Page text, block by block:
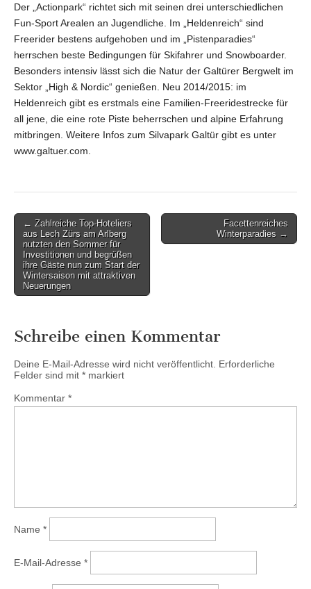
Der „Actionpark“ richtet sich mit seinen drei unterschiedlichen
Fun-Sport Arealen an Jugendliche. Im „Heldenreich“ sind
Freerider bestens aufgehoben und im „Pistenparadies“
herrschen beste Bedingungen für Skifahrer und Snowboarder.
Besonders intensiv lässt sich die Natur der Galtürer Bergwelt im
Sektor „High & Nordic“ genießen. Neu 2014/2015: im
Heldenreich gibt es erstmals eine Familien-Freeridestrecke für
all jene, die eine rote Piste beherrschen und alpine Erfahrung
mitbringen. Weitere Infos zum Silvapark Galtür gibt es unter
www.galtuer.com.
Post
navigation
← Zahlreiche Top-Hoteliers
aus Lech Zürs am Arlberg
nutzten den Sommer für
Investitionen und begrüßen
ihre Gäste nun zum Start der
Wintersaison mit attraktiven
Neuerungen
Facettenreiches
Winterparadies →
Schreibe einen Kommentar
Deine E-Mail-Adresse wird nicht veröffentlicht. Erforderliche
Felder sind mit * markiert
Kommentar *
Name *
E-Mail-Adresse *